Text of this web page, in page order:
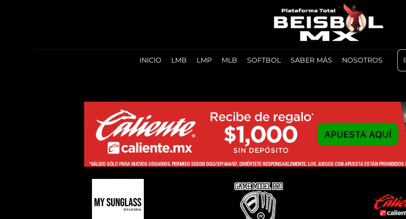
INICIO LMB LMP MLB SOFTBOL SABER MÁS NOSOTROS